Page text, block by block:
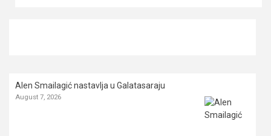
Alen Smailagić nastavlja u Galatasaraju
August 7, 2026